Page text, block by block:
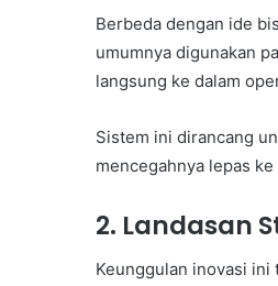
Berbeda dengan ide
umumnya digunakan
langsung ke dalam
Sistem ini dirancang
mencegahnya lepas
2. Landasan
Keunggulan inovasi ini